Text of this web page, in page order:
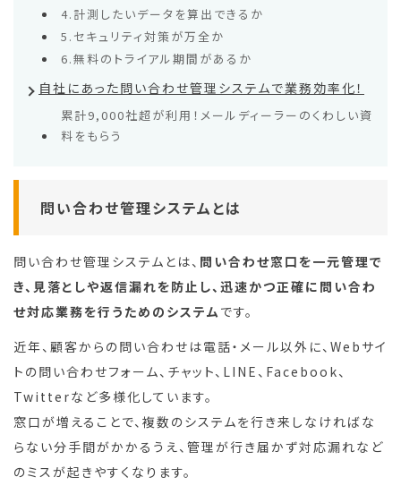
4.計測したいデータを算出できるか
5.セキュリティ対策が万全か
6.無料のトライアル期間があるか
自社にあった問い合わせ管理システムで業務効率化！
累計9,000社超が利用！メールディーラーのくわしい資
料をもらう
問い合わせ管理システムとは
問い合わせ管理システムとは、 問い合わせ窓口を一元管理で
き、見落としや返信漏れを防止し、迅速かつ正確に問い合わ
せ対応業務を行うためのシステム です。
近年、顧客からの問い合わせは電話・メール以外に、Webサイ
トの問い合わせフォーム、チャット、LINE、Facebook、
Twitterなど多様化しています。
窓口が増えることで、複数のシステムを行き来しなければな
らない分手間がかかるうえ、管理が行き届かず対応漏れなど
のミスが起きやすくなります。